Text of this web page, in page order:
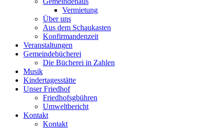
Vermietung
Über uns
Aus dem Schaukasten
Konfirmandenzeit
Veranstaltungen
Gemeindebücherei
Die Bücherei in Zahlen
Musik
Kindertagesstätte
Unser Friedhof
Friedhofsgbühren
Umweltbericht
Kontakt
Kontakt